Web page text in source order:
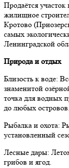
Продаётся
жилищное
Кротово
самых
Ленинградской
Природа и отдых
Близость к воде:
знаменитой
точка для водных
до любых островов.
Рыбалка и охота:
установленный
Лесные дары:
грибов и ягод.